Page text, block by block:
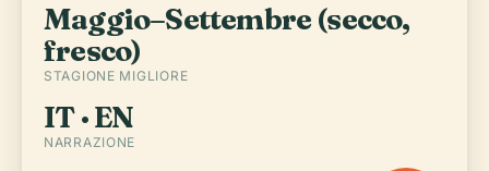
Maggio–Settembre (secco,
fresco)
STAGIONE MIGLIORE
IT · EN
NARRAZIONE